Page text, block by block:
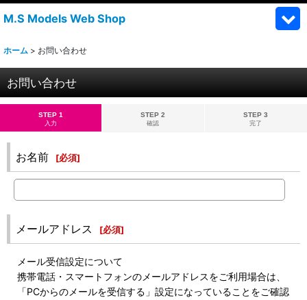
M.S Models Web Shop
ホーム > お問い合わせ
お問い合わせ
STEP 1
入力
STEP 2
確認
STEP 3
完了
お名前 [必須]
メールアドレス [必須]
メール受信設定について
携帯電話・スマートフォンのメールアドレスをご利用場合は、
「PCからのメールを受信する」設定になっていることをご確認